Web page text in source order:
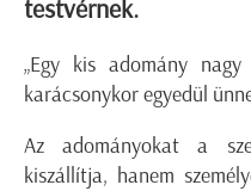
testvérnek.
„Egy kis adomány
karácsonykor egyedül
Az adományokat a
kiszállítja, hanem